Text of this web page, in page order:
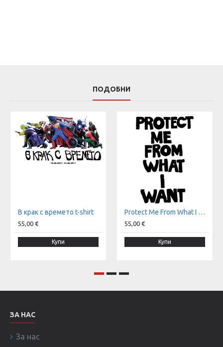
ПОДОБНИ
В крак с времето t-shirt
55,00 €
Купи
Protect Me From What I Want t-shirt
55,00 €
Купи
ЗА НАС
За нас